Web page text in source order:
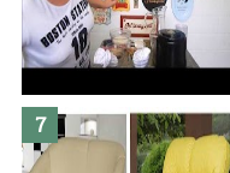
Dez bolos pra fazer antes de
morrer !